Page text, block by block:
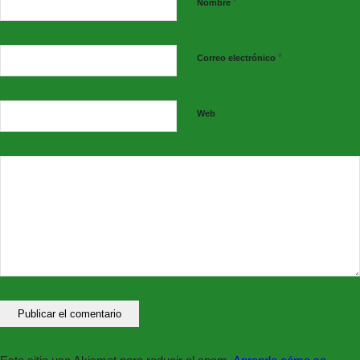
Nombre
Correo electrónico *
Web